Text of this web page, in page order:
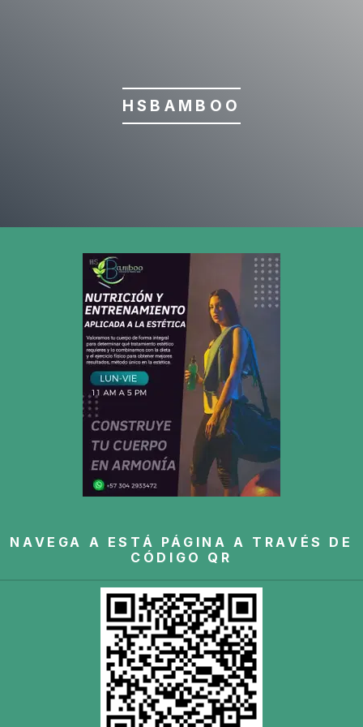
HSBAMBOO
NAVEGA A ESTÁ PÁGINA A TRAVÉS DE
CÓDIGO QR